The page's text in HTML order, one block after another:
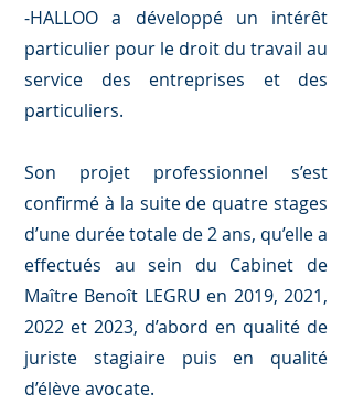
-HALLOO a développé un intérêt
particulier pour le droit du travail au
service des entreprises et des
particuliers.
Son projet professionnel s’est
confirmé à la suite de quatre stages
d’une durée totale de 2 ans, qu’elle a
effectués au sein du Cabinet de
Maître Benoît LEGRU en 2019, 2021,
2022 et 2023, d’abord en qualité de
juriste stagiaire puis en qualité
d’élève avocate.